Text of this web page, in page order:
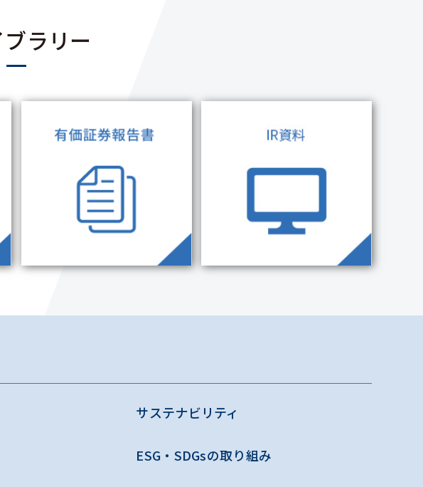
ラリー
サステナビリティ
ESG・SDGsの取り組み